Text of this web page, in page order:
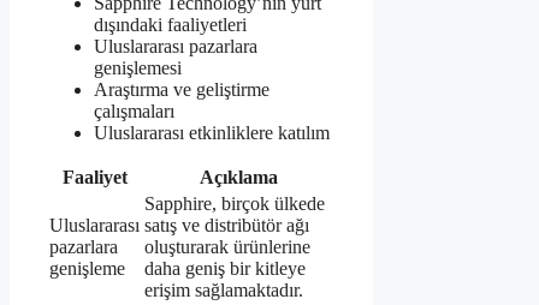
dışındaki faaliyetleri
Uluslararası pazarlara
genişlemesi
Araştırma ve geliştirme
çalışmaları
Uluslararası etkinliklere katılım
Faaliyet Açıklama
Uluslararası
pazarlara
genişleme
Sapphire, birçok ülkede
satış ve distribütör ağı
oluşturarak ürünlerine
daha geniş bir kitleye
erişim sağlamaktadır.